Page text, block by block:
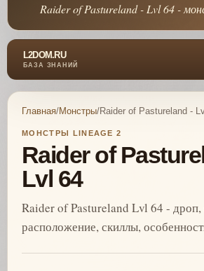
Raider of Pastureland - Lvl 64 -
L2DOM.RU
БАЗА ЗНАНИЙ
Главная/Монстры/Raider of Pastureland -
МОНСТРЫ LINEAGE 2
Raider of
Lvl 64
Raider of Pastureland Lvl 64 - дроп,
расположение, скиллы,